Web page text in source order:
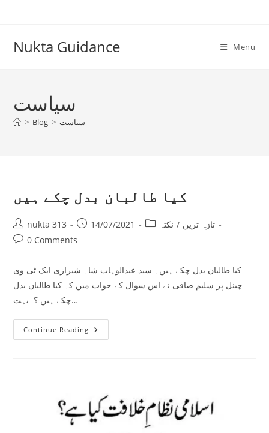
Nukta Guidance Menu
سیاست
> Blog > سیاست
کیا طالبان بدل چکے ہیں
Post
author:
nukta 313
Post
published:
14/07/2021
Post
تازہ ترین / نکتہ
Post0 Comments
کیا طالبان بدل چکے ہیں۔ سید عبدالوہاب شاہ شیرازی ایک ٹی وی
چینل پر سلیم صافی نے اس سوال کے جواب میں کہ کیا طالبان بدل
چکے ہیں ؟ بہت…
Continue Reading کیا
طالبان